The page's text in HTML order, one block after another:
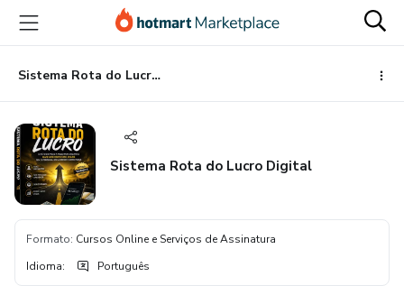
para
conteúdo
principal
para
pagamento
para
rodapé
Sistema Rota do Lucro Digital
Sistema Rota do Lucro Digital
Formato: Cursos Online e Serviços de Assinatura
Idioma: Português